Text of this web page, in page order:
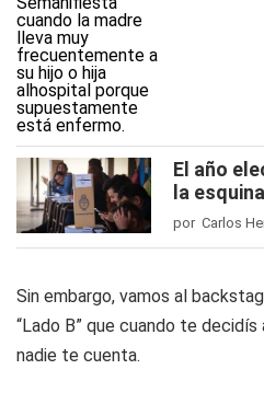
El año
la esquina
por Carlos
Sin embargo, vamos al
“Lado B” que cuando te decidís
nadie te cuenta.